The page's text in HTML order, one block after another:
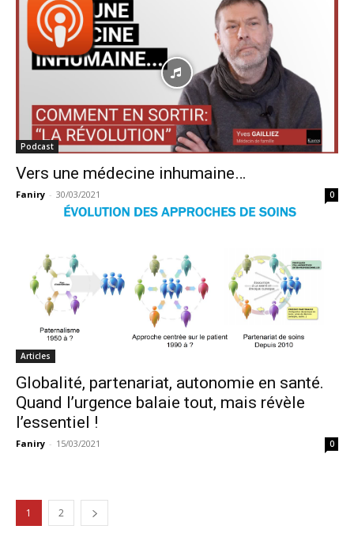
Podcast
Vers une médecine inhumaine…
Faniry - 30/03/2021 0
Articles
Globalité, partenariat, autonomie en santé.
Quand l’urgence balaie tout, mais révèle
l’essentiel !
Faniry - 15/03/2021 0
1 2